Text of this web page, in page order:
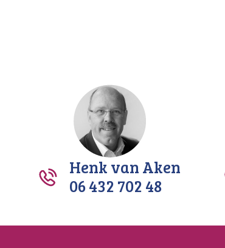
Henk van Aken
06 432 702 48